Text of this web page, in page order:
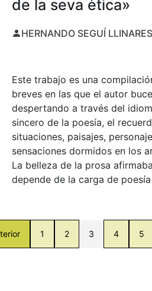
de la seva ètica»
HERNANDO SEGUÍ LLINARES
Este trabajo es una
breves en las que el autor
despertando a través del
sincero de la poesía, el
situaciones, paisajes,
sensaciones dormidos en los
La belleza de la prosa
depende de la carga de
1 2 3 4 5